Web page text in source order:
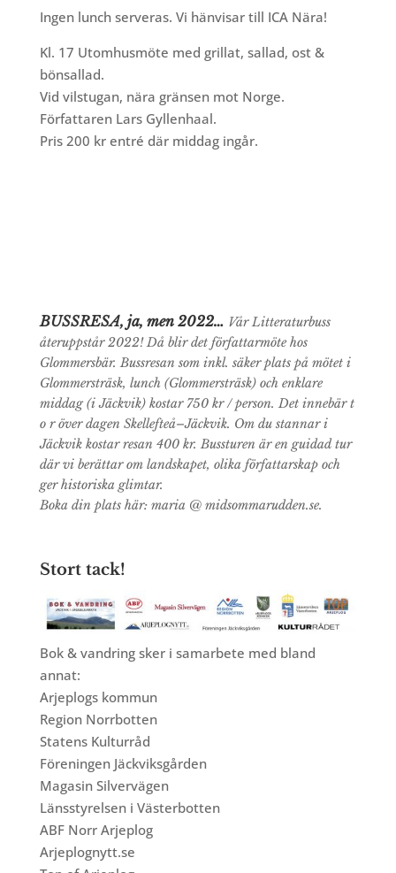
Ingen lunch serveras. Vi hänvisar till ICA Nära!
Kl. 17 Utomhusmöte med grillat, sallad, ost &
bönsallad.
Vid vilstugan, nära gränsen mot Norge.
Författaren Lars Gyllenhaal.
Pris 200 kr entré där middag ingår.
BUSSRESA, ja, men 2022… Vår Litteraturbuss
återuppstår 2022! Då blir det författarmöte hos
Glommersbär. Bussresan som inkl. säker plats på mötet i
Glommersträsk, lunch (Glommersträsk) och enklare
middag (i Jäckvik) kostar 750 kr / person. Det innebär t
o r över dagen Skellefteå–Jäckvik. Om du stannar i
Jäckvik kostar resan 400 kr. Bussturen är en guidad tur
där vi berättar om landskapet, olika författarskap och
ger historiska glimtar.
Boka din plats här: maria @ midsommarudden.se.
Stort tack!
Bok & vandring sker i samarbete med bland
annat:
Arjeplogs kommun
Region Norrbotten
Statens Kulturråd
Föreningen Jäckviksgården
Magasin Silvervägen
Länsstyrelsen i Västerbotten
ABF Norr Arjeplog
Arjeplognytt.se